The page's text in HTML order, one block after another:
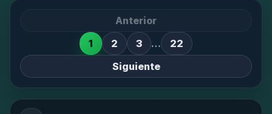
Anterior
1
2 3 …
22
Siguiente